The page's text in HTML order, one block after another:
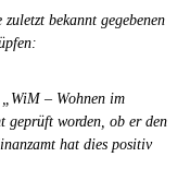
bekannt gegebenen
„WiM – Wohnen im
geprüft worden, ob er den
hat dies positiv